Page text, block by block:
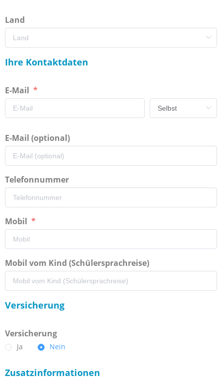
Land
Ihre Kontaktdaten
E-Mail
E-Mail (optional)
Telefonnummer
Mobil
Mobil vom Kind (Schülersprachreise)
Versicherung
Versicherung
Ja Nein
Zusatzinformationen